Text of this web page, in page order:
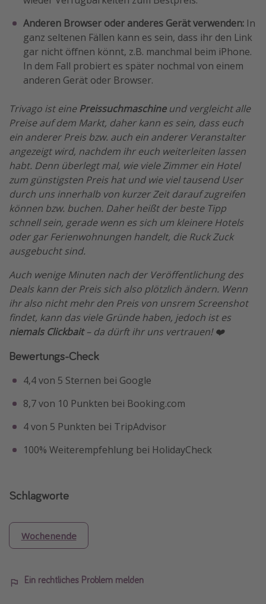
Anderen Browser oder anderes Gerät verwenden: In
ganz seltenen Fällen kann es sein, dass ihr den Link
gar nicht öffnen könnt, z.B. manchmal beim iPhone.
In dem Fall probiert es später nochmal von einem
anderen Gerät oder Browser.
Trivago ist einePreissuchmaschineund vergleicht alle
Preise auf dem Markt, daher kann es sein, dass euch
ein anderer Preis bzw. auch ein anderer Veranstalter
angezeigt wird, nachdem ihr euch weiterleiten lassen
habt. Denn überlegt mal, wie viele Zimmer ein Hotel
zum günstigsten Preis hat und wie viel tausend User
durch uns innerhalb von kurzer Zeit darauf zugreifen
können bzw. buchen. Daher heißt der beste Tipp
schnell sein, gerade wenn es sich um kleinere Hotels
oder gar Ferienwohnungen handelt, die Ruck Zuck
ausgebucht sind.
Auch wenige Minuten nach der Veröffentlichung des
Deals kann der Preis sich also plötzlich ändern. Wenn
ihr also nicht mehr den Preis von unsrem Screenshot
findet, kann das viele Gründe haben, jedoch ist es
niemals Clickbait– da dürft ihr uns vertrauen! ❤️
Bewertungs-Check
4,4 von 5 Sternen bei Google
8,7 von 10 Punkten bei Booking.com
4 von 5 Punkten bei TripAdvisor
100% Weiterempfehlung bei HolidayCheck
Schlagworte
Wochenende
Ein rechtliches Problem melden